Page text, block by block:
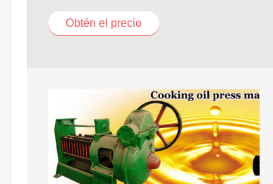
Obtén el precio